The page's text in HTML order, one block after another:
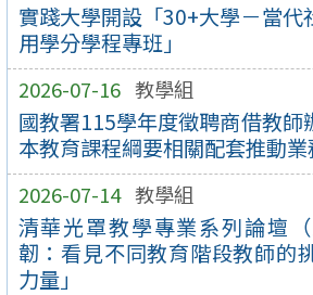
實踐大學開設「30+大學－當代
用學分學程專班」
2026-07-16 教學組
國教署115學年度徵聘商借教師
本教育課程綱要相關配套推動業
2026-07-14 教學組
清華光罩教學專業系列論壇
韌：看見不同教育階段教師的
力量」